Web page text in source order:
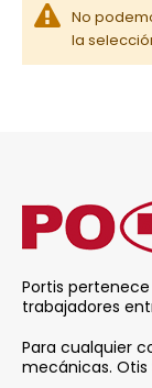
No
la
Portis
trabajadores
Para cualquier
mecánicas. Otis